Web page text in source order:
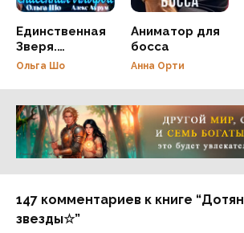
Единственная
Зверя.
Спасённая
Ольга Шо
Аниматор для
босса
Анна Орти
Реклама 16+ АО «ЛитГород»
147 комментариев к книге
звезды☆”